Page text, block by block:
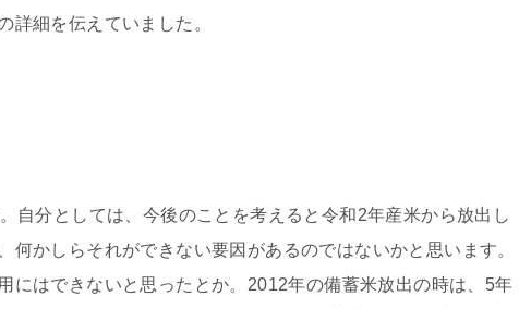
詳細を伝えていました。
自分としては、今後のことを考えると令和2年産米から放出し
何かしらそれができない要因があるのではないかと思います。
にはできないと思ったとか。2012年の備蓄米放出の時は、5年